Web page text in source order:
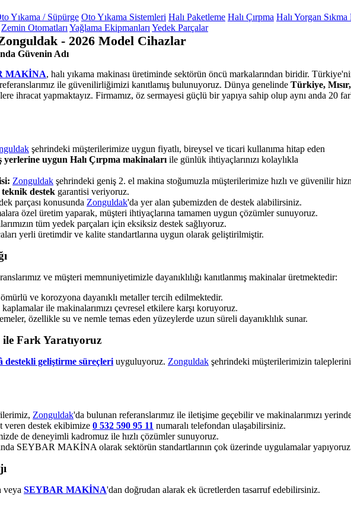
Yıkama / Süpürge Oto Yıkama Sistemleri Halı Paketleme Halı Çırpma Halı Yorgan
Zemin Otomatları Yağlama Ekipmanları Yedek Parçalar
- 2026 Model Cihazlar
Güvenin Adı
MAKİNA, halı yıkama makinası üretiminde sektörün öncü markalarından biridir.
ile güvenilirliğimizi kanıtlamış bulunuyoruz. Dünya genelinde Türkiye, Mısır,
ihracat yapmaktayız. Firmamız, öz sermayesi güçlü bir yapıya sahip olup aynı anda 20
şehrindeki müşterilerimize uygun fiyatlı, bireysel ve ticari kullanıma hitap eden
yerlerine uygun Halı Çırpma makinaları ile günlük ihtiyaçlarınızı kolaylıkla
Zonguldak şehrindeki geniş 2. el makina stoğumuzla müşterilerimize hızlı ve güvenilir
teknik destek garantisi veriyoruz.
parçası konusunda Zonguldak'da yer alan şubemizden de destek alabilirsiniz.
özel üretim yaparak, müşteri ihtiyaçlarına tamamen uygun çözümler sunuyoruz.
tüm yedek parçaları için eksiksiz destek sağlıyoruz.
yerli üretimdir ve kalite standartlarına uygun olarak geliştirilmiştir.
ve müşteri memnuniyetimizle dayanıklılığı kanıtlanmış makinalar üretmektedir:
ve korozyona dayanıklı metaller tercih edilmektedir.
kaplamalar ile makinalarımızı çevresel etkilere karşı koruyoruz.
özellikle su ve nemle temas eden yüzeylerde uzun süreli dayanıklılık sunar.
Fark Yaratıyoruz
destekli geliştirme süreçleri uyguluyoruz. Zonguldak şehrindeki müşterilerimizin
Zonguldak'da bulunan referanslarımız ile iletişime geçebilir ve makinalarımızı
veren destek ekibimize 0 532 590 95 11 numaralı telefondan ulaşabilirsiniz.
de deneyimli kadromuz ile hızlı çözümler sunuyoruz.
SEYBAR MAKİNA olarak sektörün standartlarının çok üzerinde uygulamalar
veya SEYBAR MAKİNA'dan doğrudan alarak ek ücretlerden tasarruf edebilirsiniz.